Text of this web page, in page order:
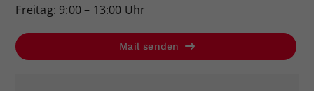
Freitag: 9:00 – 13:00 Uhr
Mail senden